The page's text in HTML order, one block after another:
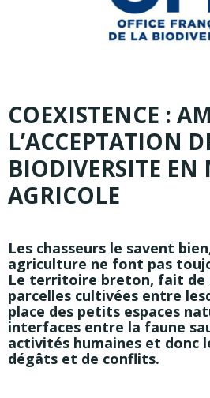
COEXISTENCE :
L’ACCEPTATION
BIODIVERSITE EN
AGRICOLE
Les chasseurs le savent
agriculture ne font pas
Le territoire breton, fait de
parcelles cultivées entre
place des petits espaces
interfaces entre la faune
activités humaines et donc
dégâts et de conflits.